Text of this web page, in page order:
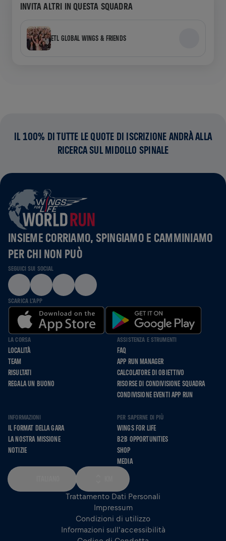
INVITA ALTRI IN QUESTA SQUADRA
ETL GLOBAL WINGS & FRIENDS
IL 100% DI TUTTE LE QUOTE DI ISCRIZIONE ANDRÀ ALLA
RICERCA SUL MIDOLLO SPINALE
INSIEME CORRIAMO, SPINGIAMO E CAMMINIAMO
PER CHI NON PUÒ
SEGUICI SUI SOCIAL
SCARICA L'APP
LA CORSA
LOCALITÀ
TEAM
RISULTATI
REGALA UN BUONO
ASSISTENZA E STRUMENTI
FAQ
APP RUN MANAGER
CALCOLATORE DI OBIETTIVO
RISORSE DI CONDIVISIONE SQUADRA
CONDIVISIONE EVENTI APP RUN
INFORMAZIONI
IL FORMAT DELLA GARA
LA NOSTRA MISSIONE
NOTIZIE
PER SAPERNE DI PIÙ
WINGS FOR LIFE
B2B OPPORTUNITIES
SHOP
MEDIA
Trattamento Dati Personali
Impressum
Condizioni di utilizzo
Informazioni sull'accessibilità